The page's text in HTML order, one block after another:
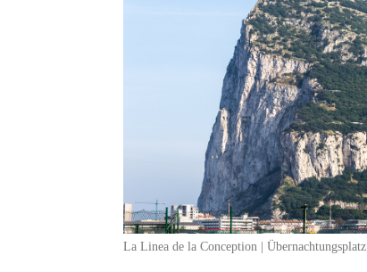
La Linea de la Conception | Übernachtungsplatz